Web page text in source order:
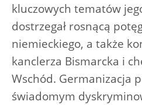
kluczowych tematów
dostrzegał rosnącą
niemieckiego, a także
kanclerza Bismarcka i
Wschód. Germanizacja
świadomym